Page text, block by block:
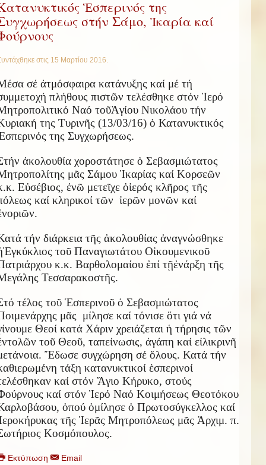
Ἑσπερινός της
στήν Σάμο, Ἰκαρία καί
στις 15 Μαρτίου 2016
σέ ἀτμόσφαιρα κατάνυξης καί μέ τή
πλήθους πιστῶν τελέσθηκε στόν Ἱερό
Ναό τοῦἉγίου Νικολάου τήν
της Τυρινῆς (13/03/16) ὁ Κατανυκτικός
σπερινός της Συγχωρήσεως.
ἀκολουθία χοροστάτησε ὁ Σεβασμιώτατος
μᾶς Σάμου Ἰκαρίας καί Κορσεῶν
Εὐσέβιος, ἐνῶ μετεῖχε ὁἱερός κλῆρος τῆς
καί κληρικοί τῶν ἱερῶν μονῶν καί
νοριῶν.
τήν διάρκεια τῆς ἀκολουθίας ἀναγνώσθηκε
Ἐγκύκλιος τοῦ Παναγιωτάτου Οἰκουμενικοῦ
κ.κ. Βαρθολομαίου ἐπί τῇἐνάρξη τῆς
Τεσσαρακοστῆς.
τέλος τοῦ Ἑσπερινοῦ ὁ Σεβασμιώτατος
μᾶς μίλησε καί τόνισε ὅτι γιά νά
Θεοί κατά Χάριν χρειάζεται ἡ τήρησις τῶν
ντολῶν τοῦ Θεοῦ, ταπείνωσις, ἀγάπη καί εἰλικρινῆ
Ἔδωσε συγχώρηση σέ ὅλους. Κατά τήν
τάξη κατανυκτικοί ἑσπερινοί
καί στόν Ἅγιο Κήρυκο, στούς
καί στόν Ἱερό Ναό Κοιμήσεως Θεοτόκου
ὁπού ὁμίλησε ὁ Πρωτοσύγκελλος καί
εροκήρυκας τῆς Ἱερᾶς Μητροπόλεως μᾶς Ἀρχιμ. π.
Κοσμόπουλος.
Εκτύπωση Email